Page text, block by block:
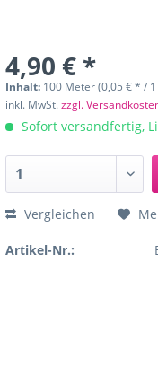
4,90 € *
Inhalt: 100 Meter (0,05 € * /
inkl. MwSt.zzgl.
Sofort versandfertig,
Vergleichen
Artikel-Nr.: